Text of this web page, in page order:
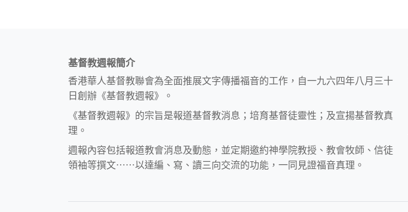
基督教週報簡介
香港華人基督教聯會為全面推展文字傳播福音的工作，自一九六四年八月三十
日創辦《基督教週報》。
《基督教週報》的宗旨是報道基督教消息；培育基督徒靈性；及宣揚基督教真
理。
週報內容包括報道教會消息及動態，並定期邀約神學院教授、教會牧師、信徒
領袖等撰文⋯⋯以達編、寫、讀三向交流的功能，一同見證福音真理。